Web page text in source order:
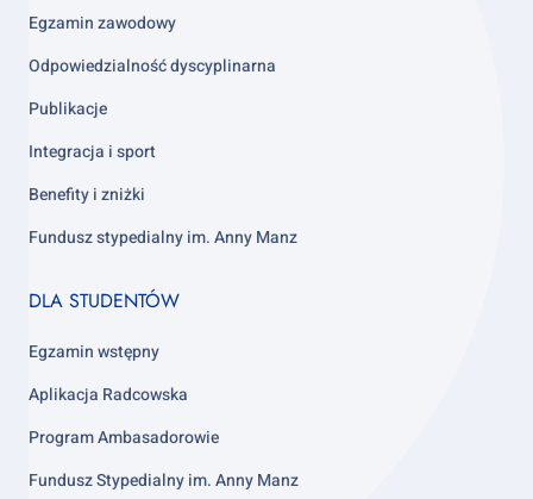
Egzamin zawodowy
Odpowiedzialność dyscyplinarna
Publikacje
Integracja i sport
Benefity i zniżki
Fundusz stypedialny im. Anny Manz
Footer
4
DLA STUDENTÓW
Egzamin wstępny
Aplikacja Radcowska
Program Ambasadorowie
Fundusz Stypedialny im. Anny Manz